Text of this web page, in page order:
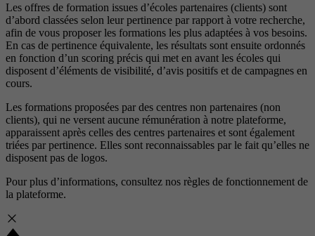
Les offres de formation issues d’écoles partenaires (clients) sont
d’abord classées selon leur pertinence par rapport à votre recherche,
afin de vous proposer les formations les plus adaptées à vos besoins.
En cas de pertinence équivalente, les résultats sont ensuite ordonnés
en fonction d’un scoring précis qui met en avant les écoles qui
disposent d’éléments de visibilité, d’avis positifs et de campagnes en
cours.
Les formations proposées par des centres non partenaires (non
clients), qui ne versent aucune rémunération à notre plateforme,
apparaissent après celles des centres partenaires et sont également
triées par pertinence. Elles sont reconnaissables par le fait qu’elles ne
disposent pas de logos.
Pour plus d’informations, consultez nos règles de fonctionnement de
la plateforme.